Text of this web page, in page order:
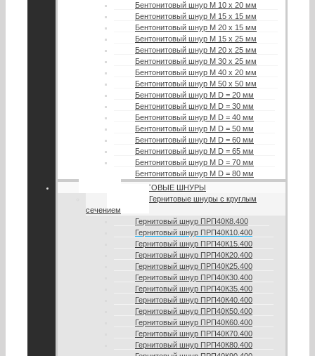
Бентонитовый шнур М 10 х 20 мм
Бентонитовый шнур М 15 х 15 мм
Бентонитовый шнур М 20 х 15 мм
Бентонитовый шнур М 15 х 25 мм
Бентонитовый шнур М 20 х 25 мм
Бентонитовый шнур М 30 х 25 мм
Бентонитовый шнур М 40 х 20 мм
Бентонитовый шнур М 50 х 50 мм
Бентонитовый шнур М D = 20 мм
Бентонитовый шнур М D = 30 мм
Бентонитовый шнур М D = 40 мм
Бентонитовый шнур М D = 50 мм
Бентонитовый шнур М D = 60 мм
Бентонитовый шнур М D = 65 мм
Бентонитовый шнур М D = 70 мм
Бентонитовый шнур М D = 80 мм
ГЕРНИТОВЫЕ ШНУРЫ
Гернитовые шнуры с круглым
сечением
Гернитовый шнур ПРП40К8.400
Гернитовый шнур ПРП40К10.400
Гернитовый шнур ПРП40К15.400
Гернитовый шнур ПРП40К20.400
Гернитовый шнур ПРП40К25.400
Гернитовый шнур ПРП40К30.400
Гернитовый шнур ПРП40К35.400
Гернитовый шнур ПРП40К40.400
Гернитовый шнур ПРП40К50.400
Гернитовый шнур ПРП40К60.400
Гернитовый шнур ПРП40К70.400
Гернитовый шнур ПРП40К80.400